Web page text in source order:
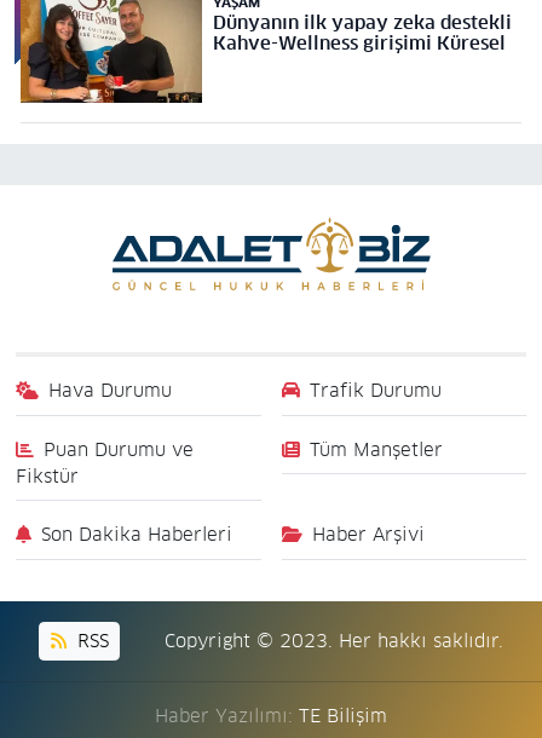
YAŞAM
Dünyanın ilk yapay zeka destekli
Kahve-Wellness girişimi Küresel
Hava Durumu Trafik Durumu
Puan Durumu ve
Fikstür
Tüm Manşetler
Son Dakika Haberleri Haber Arşivi
RSS Copyright © 2023. Her hakkı saklıdır.
Haber Yazılımı: TE Bilişim